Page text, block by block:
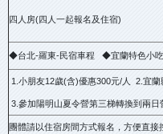
四人房(四人一起報名及住宿)
◆台北-羅東-民宿車程 ◆宜蘭特色小
1.小朋友12歲(含)優惠300元/人 2.宜
3.參加陽明山夏令營第三梯轉換到兩日
團體請以住宿房間方式報名，方便直